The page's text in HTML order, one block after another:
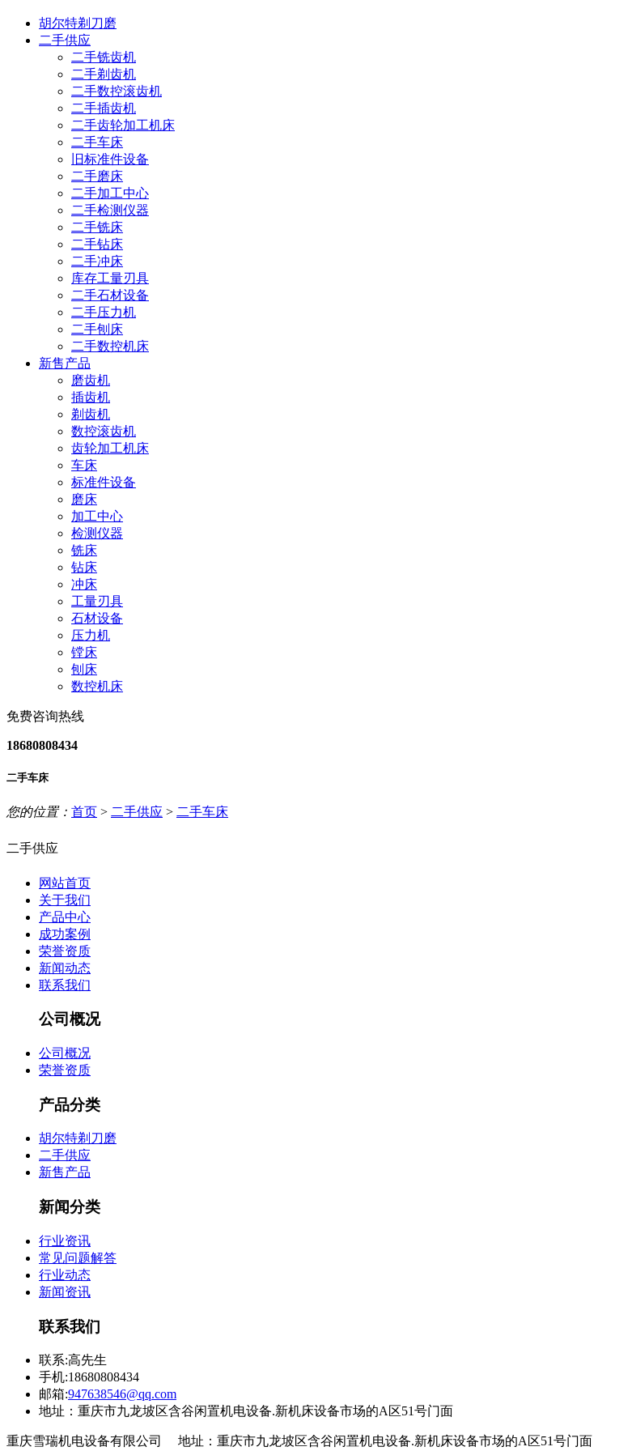
胡尔特剃刀磨
二手供应
二手铣齿机
二手剃齿机
二手数控滚齿机
二手插齿机
二手齿轮加工机床
二手车床
旧标准件设备
二手磨床
二手加工中心
二手检测仪器
二手铣床
二手钻床
二手冲床
库存工量刃具
二手石材设备
二手压力机
二手刨床
二手数控机床
新售产品
磨齿机
插齿机
剃齿机
数控滚齿机
齿轮加工机床
车床
标准件设备
磨床
加工中心
检测仪器
铣床
钻床
冲床
工量刃具
石材设备
压力机
镗床
刨床
数控机床
免费咨询热线
18680808434
二手车床
您的位置： 首页 > 二手供应 > 二手车床
二手供应
网站首页
关于我们
产品中心
成功案例
荣誉资质
新闻动态
联系我们
公司概况
公司概况
荣誉资质
产品分类
胡尔特剃刀磨
二手供应
新售产品
新闻分类
行业资讯
常见问题解答
行业动态
新闻资讯
联系我们
联系:高先生
手机:18680808434
邮箱:947638546@qq.com
地址：重庆市九龙坡区含谷闲置机电设备.新机床设备市场的A区51号门面
重庆雪瑞机电设备有限公司 地址：重庆市九龙坡区含谷闲置机电设备.新机床设备市场的A区51号门面